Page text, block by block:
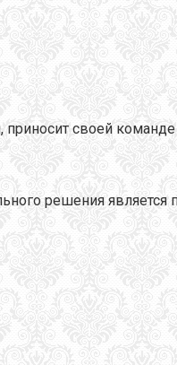
своей
решения является